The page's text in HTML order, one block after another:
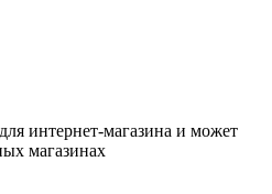
интернет-магазина и может
магазинах